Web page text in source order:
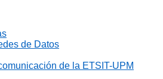
de Datos
de la ETSIT-UPM